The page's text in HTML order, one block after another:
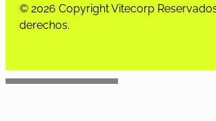
© 2026 Copyright Vitecorp
derechos.